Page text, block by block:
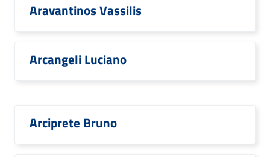
Aravantinos Vassilis
Arcangeli Luciano
Arciprete Bruno